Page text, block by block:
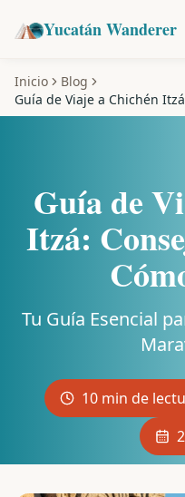
Yucatán Wanderer
Inicio
Blog
Guía de Viaje a Chichén
Guía de
Itzá:
Tu Guía Esencial
10min de